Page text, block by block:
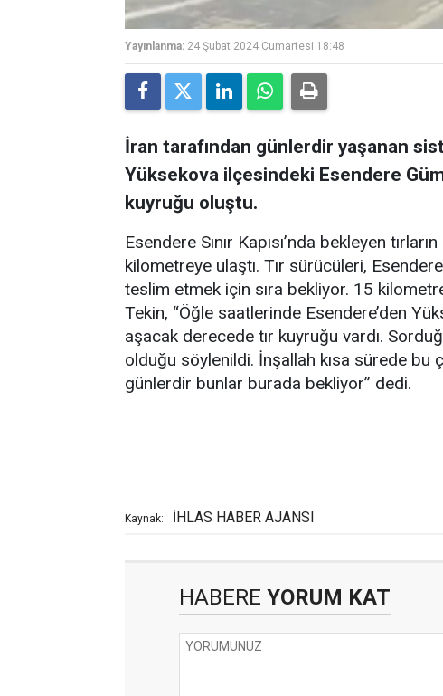
Yayınlanma: 24 Şubat 2024 Cumartesi 18:48
İran tarafından günlerdir yaşanan
Yüksekova ilçesindeki Esendere
kuyruğu oluştu.
Esendere Sınır Kapısı’nda bekleyen
kilometreye ulaştı. Tır sürücüleri, Esendere
teslim etmek için sıra bekliyor. 15
Tekin, “Öğle saatlerinde Esendere’den
aşacak derecede tır kuyruğu vardı.
olduğu söylenildi. İnşallah kısa sürede bu
günlerdir bunlar burada bekliyor” dedi.
Kaynak: İHLAS HABER AJANSI
HABERE YORUM KAT